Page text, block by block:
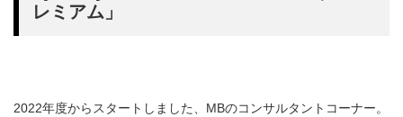
レミアム」
2022年度からスタートしました、MBのコンサルタントコーナー。